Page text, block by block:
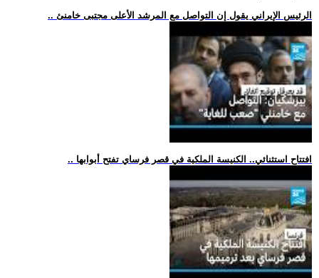
.. الرئيس الإيراني يقول إن التواصل مع المرشد الأعلى مجتبى خامنئ
.. افتتاح استثنائي.. الكنيسة الملكية في قصر فرساي تفتح أبوابها